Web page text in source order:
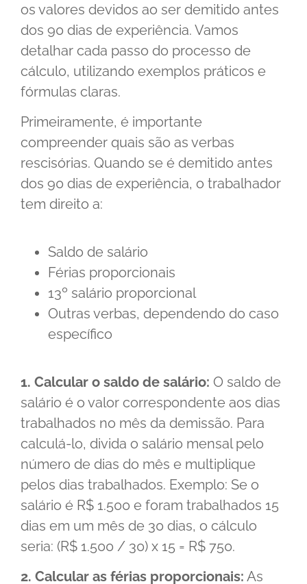
os valores devidos ao ser demitido antes
dos 90 dias de experiência. Vamos
detalhar cada passo do processo de
cálculo, utilizando exemplos práticos e
fórmulas claras.
Primeiramente, é importante
compreender quais são as verbas
rescisórias. Quando se é demitido antes
dos 90 dias de experiência, o trabalhador
tem direito a:
Saldo de salário
Férias proporcionais
13º salário proporcional
Outras verbas, dependendo do caso
específico
1. Calcular o saldo de salário: O saldo de
salário é o valor correspondente aos dias
trabalhados no mês da demissão. Para
calculá-lo, divida o salário mensal pelo
número de dias do mês e multiplique
pelos dias trabalhados. Exemplo: Se o
salário é R$ 1.500 e foram trabalhados 15
dias em um mês de 30 dias, o cálculo
seria: (R$ 1.500 / 30) x 15 = R$ 750.
2. Calcular as férias proporcionais: As